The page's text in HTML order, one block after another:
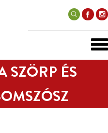
SZÖRP ÉS